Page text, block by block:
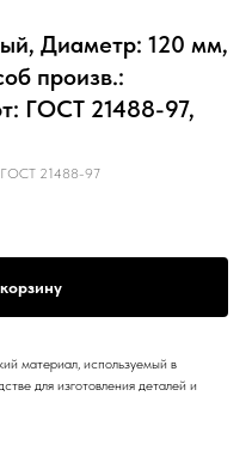
Диаметр: 120 мм,
произв.:
ГОСТ 21488-97,
21488-97
материал, используемый в
для изготовления деталей и